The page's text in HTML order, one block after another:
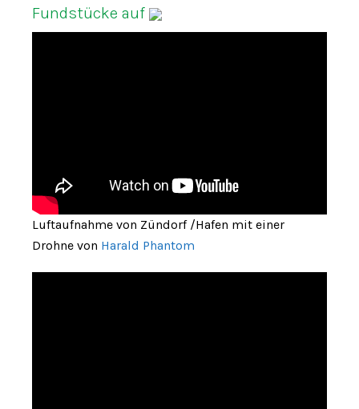
Fundstücke auf
Luftaufnahme von Zündorf /Hafen mit einer
Drohne von Harald Phantom